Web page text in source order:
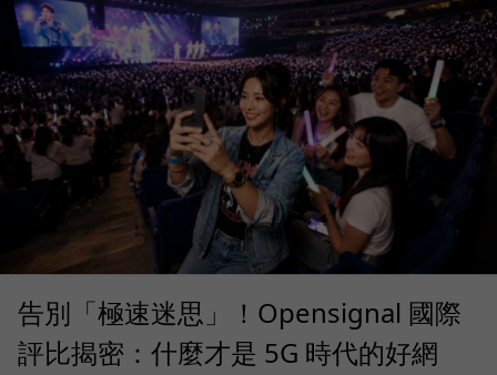
告別「極速迷思」！Opensignal 國際
評比揭密：什麼才是 5G 時代的好網